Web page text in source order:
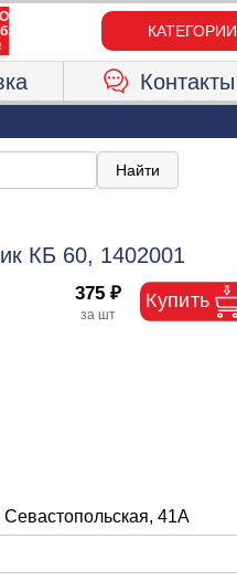
КАТЕГОРИИ
Контакты
КБ 60, 1402001
375 ₽
41А